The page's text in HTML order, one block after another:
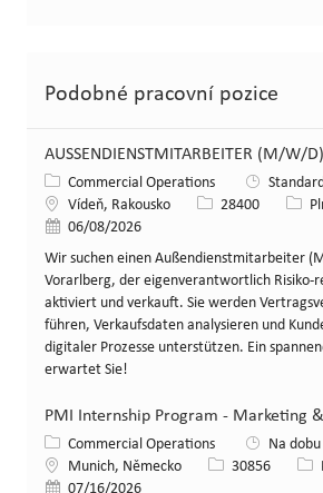
Podobné pracovní pozice
AUSSENDIENSTMITARBEITER (M/W/
Kategorie
Commercial Operations
MístoVídeň, Rakousko Id. č. pracovní
28400 Typ
Zveřejněno dne
06/08/2026
Wir suchen einen Außendienstmitarbeiter
Vorarlberg, der eigenverantwortlich Risiko-
aktiviert und verkauft. Sie werden
führen, Verkaufsdaten analysieren und
digitaler Prozesse unterstützen. Ein
erwartet Sie!
PMI Internship Program - Marketing
Kategorie
Commercial Operations
Na
MístoMunich, Německo Id. č. pracovní
30856 Typ
Zveřejněno dne
07/16/2026